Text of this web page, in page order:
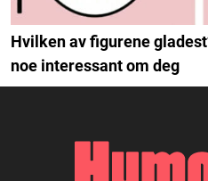
Hvilken av figurene
noe interessant om deg